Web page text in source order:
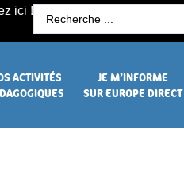
ici !
ACTIVITÉS
JE M’INFORME
SUR EUROPE DIRECT